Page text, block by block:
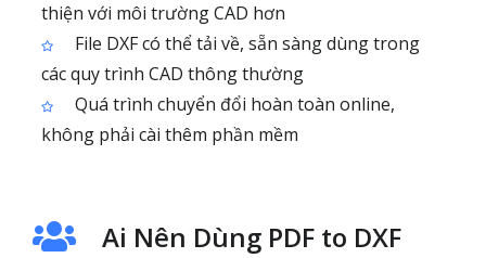
thiện với môi trường CAD hơn
File DXF có thể tải về, sẵn sàng dùng trong
các quy trình CAD thông thường
Quá trình chuyển đổi hoàn toàn online,
không phải cài thêm phần mềm
Ai Nên Dùng PDF to DXF